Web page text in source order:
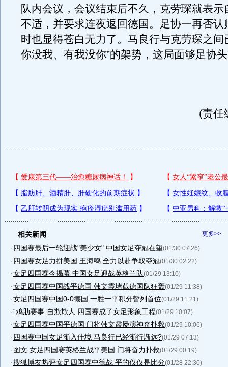
队内会议，会议结束后不久，克劳琛就表示
不适，并要求连夜返回德国。足协一再否认
时也显得苍白无力了。马良行与克劳琛之间
你没我、有我没你”的架势，这局面够足协
(责任
更多>>
相关新闻
·四国赛最后一轮迎战"美少女" 中国女足夺冠在望(01/30 07:26)
·四国赛女足力拼美国 王海鸣:全力以赴争取夺冠(01/30 02:22)
·女足四国赛今揭幕 中国女足迎战英格兰队(01/29 13:10)
·女足四国赛中国战平德国 韩文霞堵截德国队狂轰(01/29 11:38)
·女足四国赛中国0-0德国 一胜一平积分暂列首位(01/29 11:21)
·“鸡肋赛事”自欺欺人 四国赛成了女足形象工程(01/29 10:07)
·女足四国赛中国平德国 门将韩文霞屡演神奇扑救(01/29 10:06)
·四国赛中国女足渐入佳境 马良行已经渐行渐远?(01/29 07:13)
·图文:女足四国赛英格兰战平美国 门将奋力扑救(01/29 00:19)
·搜狐博友热评女足四国赛中德战 平的仅仅是比分(01/28 22:30)